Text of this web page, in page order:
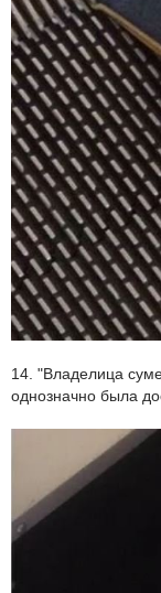
14. "Владелица
однозначно была